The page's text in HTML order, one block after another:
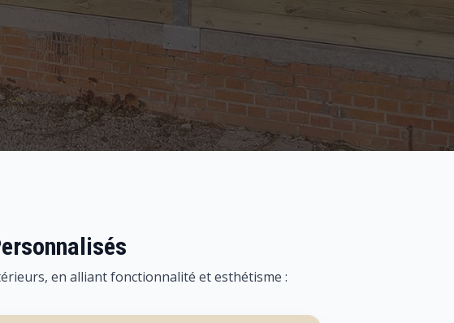
en alliant fonctionnalité et esthétisme :